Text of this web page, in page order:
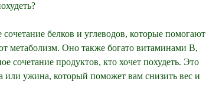
белков и углеводов, которые помогают
метаболизм. Оно также богато витаминами В,
сочетание продуктов, кто хочет похудеть. Это
или ужина, который поможет вам снизить вес и